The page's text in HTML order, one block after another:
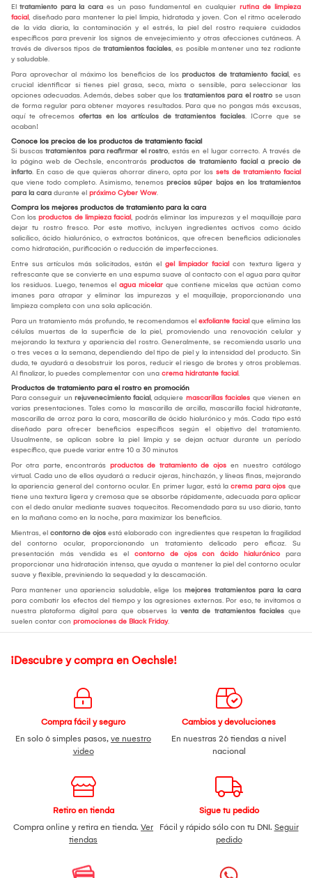
El tratamiento para la cara es un paso fundamental en cualquier rutina de limpieza
facial, diseñado para mantener la piel limpia, hidratada y joven. Con el ritmo acelerado
de la vida diaria, la contaminación y el estrés, la piel del rostro requiere cuidados
específicos para prevenir los signos de envejecimiento y otras afecciones cutáneas. A
través de diversos tipos de tratamientos faciales, es posible mantener una tez radiante
y saludable.
Para aprovechar al máximo los beneficios de los productos de tratamiento facial, es
crucial identificar si tienes piel grasa, seca, mixta o sensible, para seleccionar las
opciones adecuadas. Además, debes saber que los tratamientos para el rostro se usan
de forma regular para obtener mayores resultados. Para que no pongas más excusas,
aquí te ofrecemos ofertas en los artículos de tratamientos faciales. ¡Corre que se
acaban!
Conoce los precios de los productos de tratamiento facial
Si buscas tratamientos para reafirmar el rostro, estás en el lugar correcto. A través de
la página web de Oechsle, encontrarás productos de tratamiento facial a precio de
infarto. En caso de que quieras ahorrar dinero, opta por los sets de tratamiento facial
que viene todo completo. Asimismo, tenemos precios súper bajos en los tratamientos
para la cara durante el próximo Cyber Wow.
Compra los mejores productos de tratamiento para la cara
Con los productos de limpieza facial, podrás eliminar las impurezas y el maquillaje para
dejar tu rostro fresco. Por este motivo, incluyen ingredientes activos como ácido
salicílico, ácido hialurónico, o extractos botánicos, que ofrecen beneficios adicionales
como hidratación, purificación o reducción de imperfecciones.
Entre sus artículos más solicitados, están el gel limpiador facial con textura ligera y
refrescante que se convierte en una espuma suave al contacto con el agua para quitar
los residuos. Luego, tenemos el agua micelar que contiene micelas que actúan como
imanes para atrapar y eliminar las impurezas y el maquillaje, proporcionando una
limpieza completa con una sola aplicación.
Para un tratamiento más profundo, te recomendamos el exfoliante facial que elimina las
células muertas de la superficie de la piel, promoviendo una renovación celular y
mejorando la textura y apariencia del rostro. Generalmente, se recomienda usarlo una
o tres veces a la semana, dependiendo del tipo de piel y la intensidad del producto. Sin
duda, te ayudará a desobstruir los poros, reducir el riesgo de brotes y otros problemas.
Al finalizar, lo puedes complementar con una crema hidratante facial.
Productos de tratamiento para el rostro en promoción
Para conseguir un rejuvenecimiento facial, adquiere mascarillas faciales que vienen en
varias presentaciones. Tales como la mascarilla de arcilla, mascarilla facial hidratante,
mascarilla de arroz para la cara, mascarilla de ácido hialurónico y más. Cada tipo está
diseñado para ofrecer beneficios específicos según el objetivo del tratamiento.
Usualmente, se aplican sobre la piel limpia y se dejan actuar durante un período
específico, que puede variar entre 10 a 30 minutos
Por otra parte, encontrarás productos de tratamiento de ojos en nuestro catálogo
virtual. Cada uno de ellos ayudará a reducir ojeras, hinchazón, y líneas finas, mejorando
la apariencia general del contorno ocular. En primer lugar, está la crema para ojos que
tiene una textura ligera y cremosa que se absorbe rápidamente, adecuada para aplicar
con el dedo anular mediante suaves toquecitos. Recomendado para su uso diario, tanto
en la mañana como en la noche, para maximizar los beneficios.
Mientras, el contorno de ojos está elaborado con ingredientes que respetan la fragilidad
del contorno ocular, proporcionando un tratamiento delicado pero eficaz. Su
presentación más vendida es el contorno de ojos con ácido hialurónico para
proporcionar una hidratación intensa, que ayuda a mantener la piel del contorno ocular
suave y flexible, previniendo la sequedad y la descamación.
Para mantener una apariencia saludable, elige los mejores tratamientos para la cara
para combatir los efectos del tiempo y las agresiones externas. Por eso, te invitamos a
nuestra plataforma digital para que observes la venta de tratamientos faciales que
suelen contar con promociones de Black Friday.
¡Descubre y compra en Oechsle!
Compra fácil y seguro
En solo 6 simples pasos, ve nuestro
video
Cambios y devoluciones
En nuestras 26 tiendas a nivel
nacional
Retiro en tienda
Compra online y retira en tienda. Ver
tiendas
Sigue tu pedido
Fácil y rápido sólo con tu DNI. Seguir
pedido